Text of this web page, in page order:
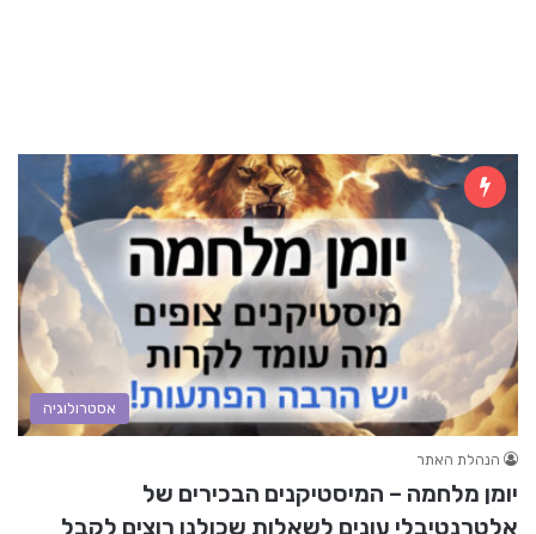
אסטרולוגיה
הנהלת האתר
יומן מלחמה – המיסטיקנים הבכירים של
אלטרנטיבלי עונים לשאלות שכולנו רוצים לקבל